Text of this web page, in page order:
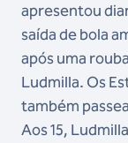
apresentou
saída de bola
após uma
Ludmilla. Os
também
Aos 15,